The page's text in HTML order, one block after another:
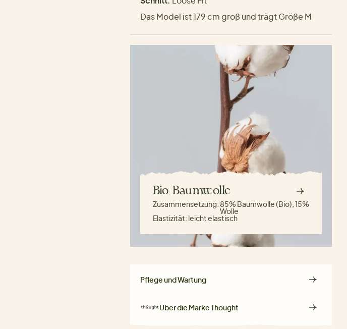
Das Model ist 179 cm groß und trägt Größe M
Bio-Baumwolle
Zusammensetzung: 85% Baumwolle (Bio), 15%
Wolle
Elastizität: leicht elastisch
Pflege und Wartung
Über die MarkeThought